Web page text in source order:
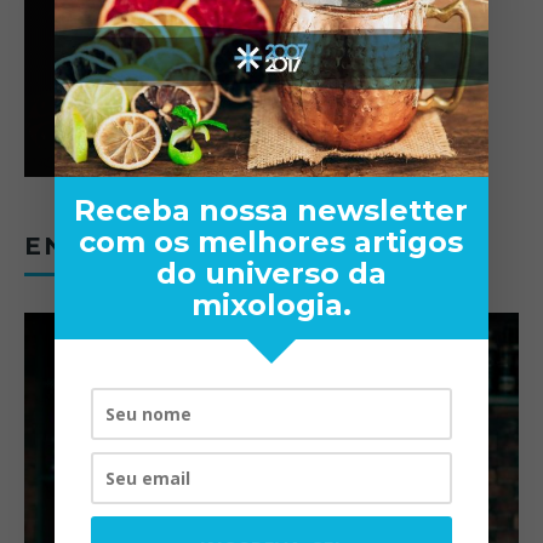
ENTREVISTAS
Receba nossa newsletter
com os melhores artigos
do universo da
mixologia.